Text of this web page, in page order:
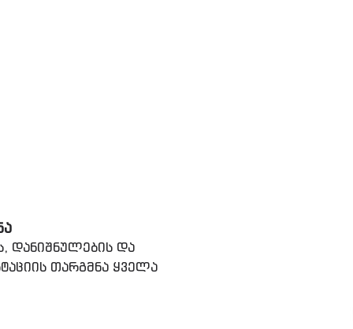
დანიშნულების და
თარგმნა ყველა